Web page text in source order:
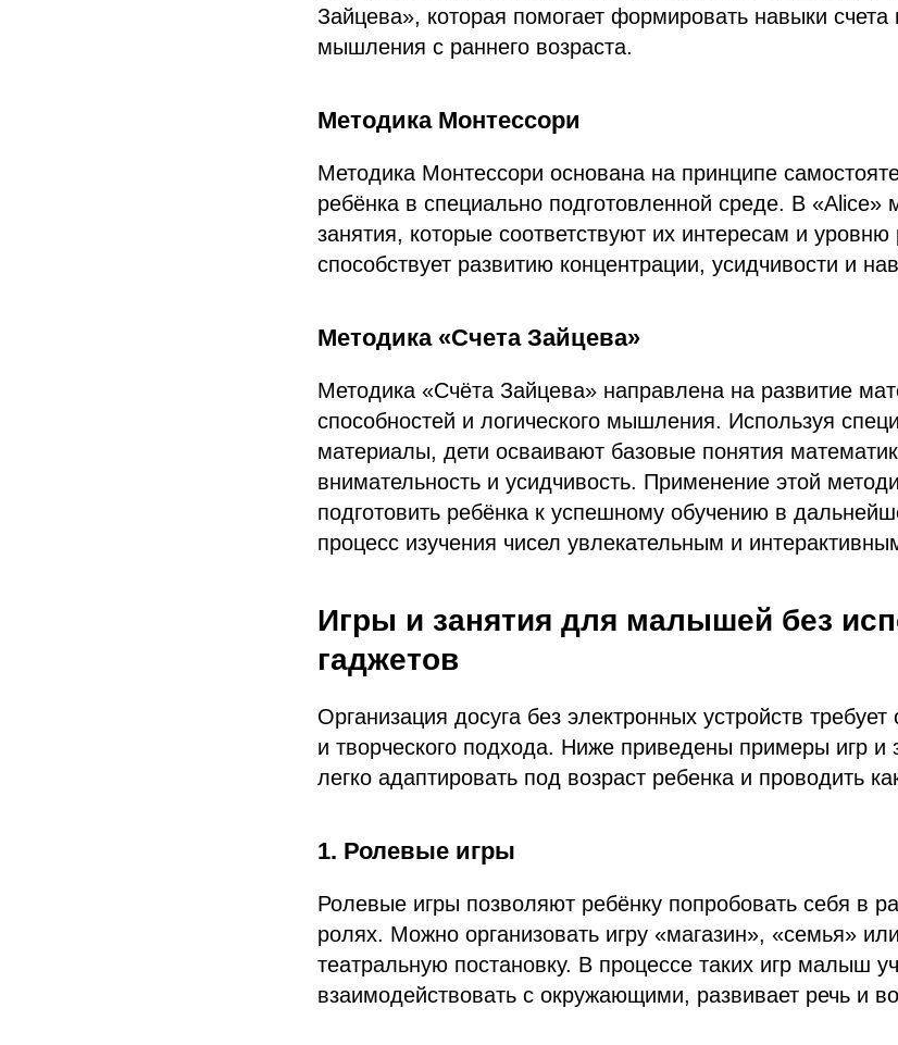
Зайцева», которая помогает формировать навыки счета
мышления с раннего возраста.
Методика Монтессори
Методика Монтессори основана на принципе
ребёнка в специально подготовленной среде. В
занятия, которые соответствуют их интересам и
способствует развитию концентрации, усидчивости и
Методика «Счета Зайцева»
Методика «Счёта Зайцева» направлена на развитие
способностей и логического мышления. Используя
материалы, дети осваивают базовые понятия
внимательность и усидчивость. Применение этой
подготовить ребёнка к успешному обучению в
процесс изучения чисел увлекательным и
Игры и занятия для малышей без
гаджетов
Организация досуга без электронных устройств
и творческого подхода. Ниже приведены примеры игр и
легко адаптировать под возраст ребенка и проводить
1. Ролевые игры
Ролевые игры позволяют ребёнку попробовать себя в
ролях. Можно организовать игру «магазин», «семья»
театральную постановку. В процессе таких игр малыш
взаимодействовать с окружающими, развивает речь и